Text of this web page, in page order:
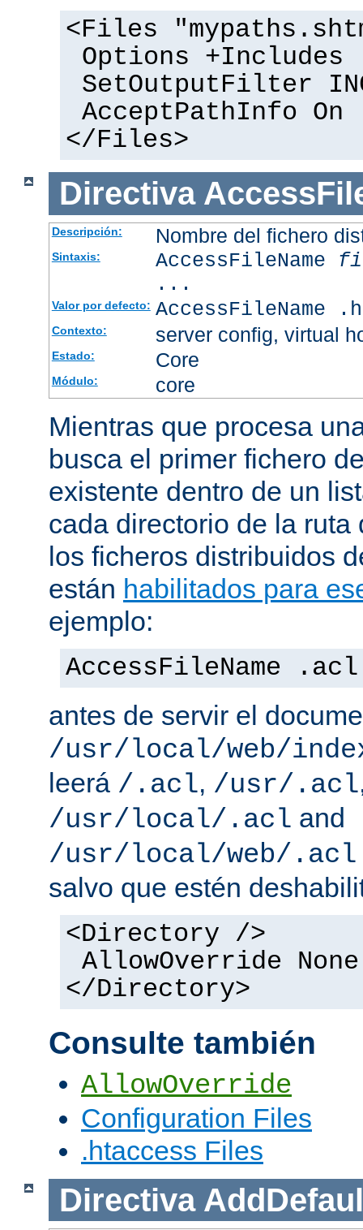
<Files
Options +Includes
SetOutputFilter
AcceptPathInfo On
</Files>
Directiva
Descripción: Nombre del fichero
Sintaxis: AccessFileName
...
Valor por defecto: AccessFileName
Contexto: server config, virtual
Estado: Core
Módulo: core
Mientras que procesa
busca el primer fichero
existente dentro de un
cada directorio de la ruta
los ficheros distribuidos
están habilitados para
ejemplo:
AccessFileName .acl
antes de servir el
/usr/local/web/
leerá /.acl, /usr/.acl
/usr/local/.acl and
/usr/local/web/.acl
salvo que estén
<Directory />
AllowOverride None
</Directory>
Consulte también
AllowOverride
Configuration Files
.htaccess Files
Directiva